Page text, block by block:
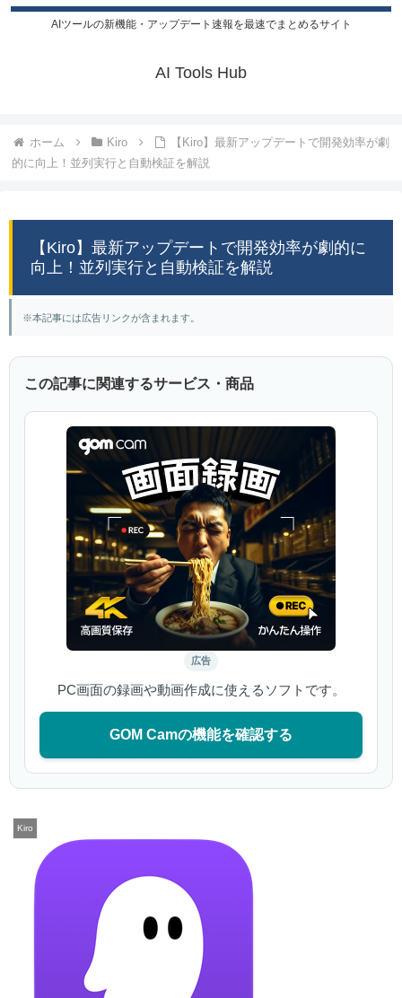
AIツールの新機能・アップデート速報を最速でまとめるサイト
AI Tools Hub
ホーム Kiro
【Kiro】最新アップデートで開発効率が劇
的に向上！並列実行と自動検証を解説
【Kiro】最新アップデートで開発効率が劇的に
向上！並列実行と自動検証を解説
※本記事には広告リンクが含まれます。
この記事に関連するサービス・商品
広告
PC画面の録画や動画作成に使えるソフトです。
GOM Camの機能を確認する
Kiro